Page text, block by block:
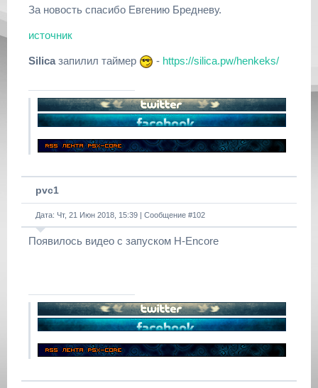
За новость спасибо Евгению Бредневу.
источник
Silicaзапилил таймер - https://silica.pw/henkeks/
pvc1
Дата: Чт, 21 Июн 2018, 15:39 | Сообщение #102
Появилось видео с запуском H-Encore